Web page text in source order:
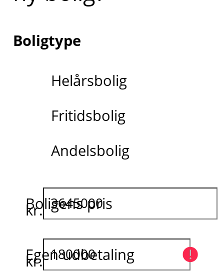
Boligtype
Helårsbolig
Fritidsbolig
Andelsbolig
Boligens pris
kr.
Egen udbetaling
kr.